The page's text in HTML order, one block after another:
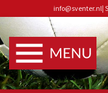
info@sventer.nl|